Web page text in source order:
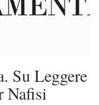
Su Leggere
Nafisi